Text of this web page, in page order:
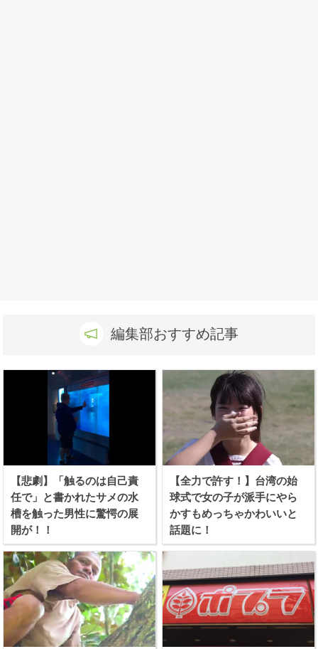
編集部おすすめ記事
【悲劇】「触るのは自己責
任で」と書かれたサメの水
槽を触った男性に驚愕の展
開が！！
【全力で許す！】台湾の始
球式で女の子が派手にやら
かすもめっちゃかわいいと
話題に！